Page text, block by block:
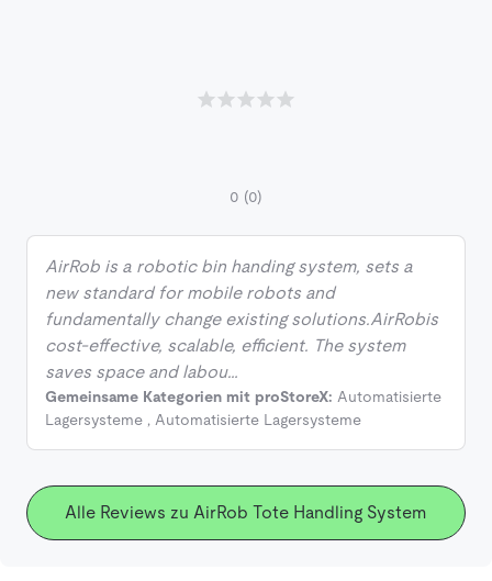
0 (0)
AirRob is a robotic bin handing system, sets a
new standard for mobile robots and
fundamentally change existing solutions.AirRobis
cost-effective, scalable, efficient. The system
saves space and labou…
Gemeinsame Kategorien mit proStoreX: Automatisierte
Lagersysteme , Automatisierte Lagersysteme
Alle Reviews zu AirRob Tote Handling System